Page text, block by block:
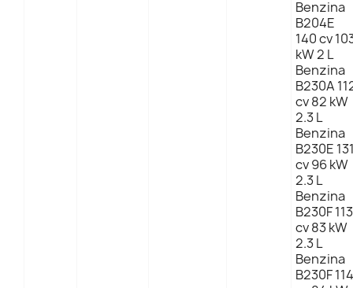
Benzina
B204E
140 cv
kW 2 L
Benzina
B230A
cv 82 kW
2.3 L
Benzina
B230E
cv 96 kW
2.3 L
Benzina
B230F 113
cv 83 kW
2.3 L
Benzina
B230F 114